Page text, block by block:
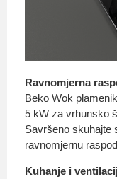
Ravnomjerna
Beko Wok
5 kW za vrhunsko
Savršeno skuhajte
ravnomjernu
Kuhanje i